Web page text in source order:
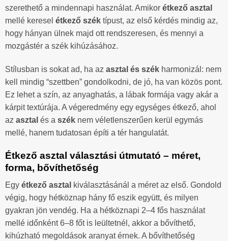
szerethető a mindennapi használat. Amikor étkező asztal
mellé keresel étkező szék típust, az első kérdés mindig az,
hogy hányan ülnek majd ott rendszeresen, és mennyi a
mozgástér a szék kihúzásához.
Stílusban is sokat ad, ha az asztal és szék harmonizál: nem
kell mindig “szettben” gondolkodni, de jó, ha van közös pont.
Ez lehet a szín, az anyaghatás, a lábak formája vagy akár a
kárpit textúrája. A végeredmény egy egységes étkező, ahol
az asztal és a szék nem véletlenszerűen kerül egymás
mellé, hanem tudatosan építi a tér hangulatát.
Étkező asztal választási útmutató – méret,
forma, bővíthetőség
Egy étkező asztal kiválasztásánál a méret az első. Gondold
végig, hogy hétköznap hány fő eszik együtt, és milyen
gyakran jön vendég. Ha a hétköznapi 2–4 fős használat
mellé időnként 6–8 főt is leültetnél, akkor a bővíthető,
kihúzható megoldások aranyat érnek. A bővíthetőség